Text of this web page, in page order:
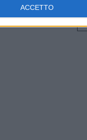
ACCETTO